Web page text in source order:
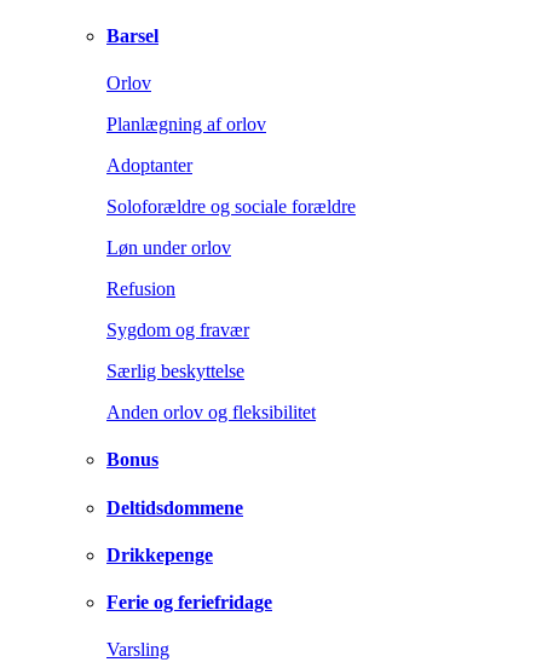
Barsel
Orlov
Planlægning af orlov
Adoptanter
Soloforældre og sociale forældre
Løn under orlov
Refusion
Sygdom og fravær
Særlig beskyttelse
Anden orlov og fleksibilitet
Bonus
Deltidsdommene
Drikkepenge
Ferie og feriefridage
Varsling